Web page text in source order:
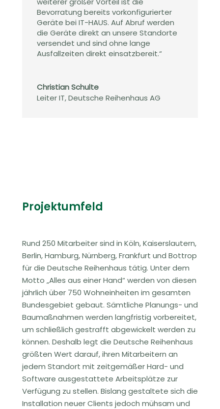
Bevorratung bereits vorkonfigurierter
Geräte bei IT-HAUS. Auf Abruf werden
die Geräte direkt an unsere Standorte
versendet und sind ohne lange
Ausfallzeiten direkt einsatzbereit.“
Christian Schulte
Leiter IT, Deutsche Reihenhaus AG
Projektumfeld
Rund 250 Mitarbeiter sind in Köln, Kaiserslautern,
Berlin, Hamburg, Nürnberg, Frankfurt und Bottrop
für die Deutsche Reihenhaus tätig. Unter dem
Motto „Alles aus einer Hand“ werden von diesen
jährlich über 750 Wohneinheiten im gesamten
Bundesgebiet gebaut. Sämtliche Planungs- und
Baumaßnahmen werden langfristig vorbereitet,
um schließlich gestrafft abgewickelt werden zu
können. Deshalb legt die Deutsche Reihenhaus
größten Wert darauf, ihren Mitarbeitern an
jedem Standort mit zeitgemäßer Hard- und
Software ausgestattete Arbeitsplätze zur
Verfügung zu stellen. Bislang gestaltete sich die
Installation neuer Clients jedoch mühsam und